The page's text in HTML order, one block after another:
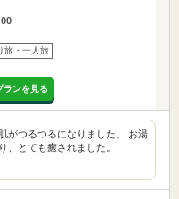
旅・一人旅
ランを見る
がつるつるになりました。 お湯
、とても癒されました。